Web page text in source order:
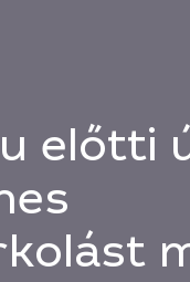
előtti